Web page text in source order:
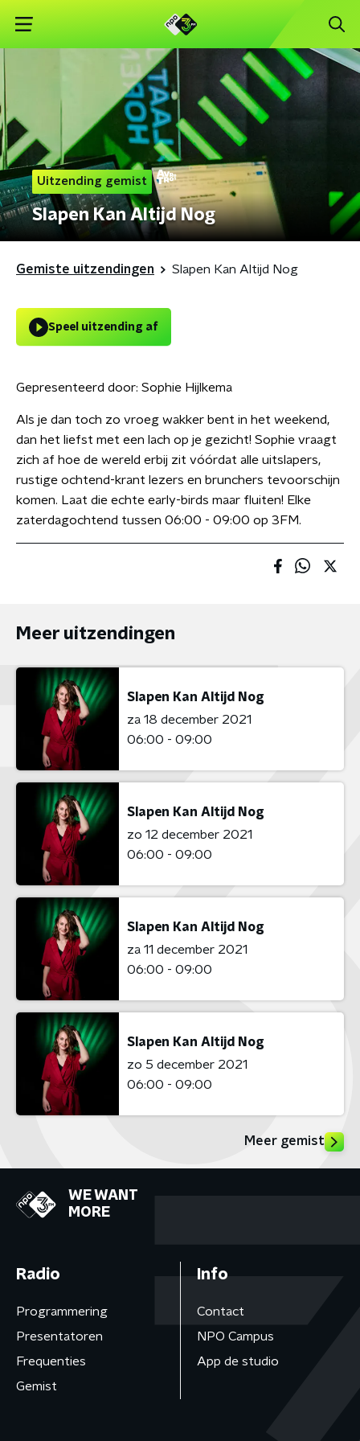
Uitzending gemist
Slapen Kan Altijd Nog
Gemiste uitzendingen Slapen Kan Altijd Nog
Speel uitzending af
Gepresenteerd door: Sophie Hijlkema
Als je dan toch zo vroeg wakker bent in het weekend,
dan het liefst met een lach op je gezicht! Sophie vraagt
zich af hoe de wereld erbij zit vóórdat alle uitslapers,
rustige ochtend-krant lezers en brunchers tevoorschijn
komen. Laat die echte early-birds maar fluiten! Elke
zaterdagochtend tussen 06:00 - 09:00 op 3FM.
Meer uitzendingen
Slapen Kan Altijd Nog
za 18 december 2021
06:00 - 09:00
Slapen Kan Altijd Nog
zo 12 december 2021
06:00 - 09:00
Slapen Kan Altijd Nog
za 11 december 2021
06:00 - 09:00
Slapen Kan Altijd Nog
zo 5 december 2021
06:00 - 09:00
Meer gemist
WE WANT
MORE
Radio
Programmering
Presentatoren
Frequenties
Gemist
Info
Contact
NPO Campus
App de studio